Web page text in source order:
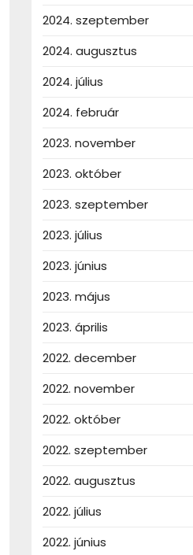
2024. szeptember
2024. augusztus
2024. július
2024. február
2023. november
2023. október
2023. szeptember
2023. július
2023. június
2023. május
2023. április
2022. december
2022. november
2022. október
2022. szeptember
2022. augusztus
2022. július
2022. június